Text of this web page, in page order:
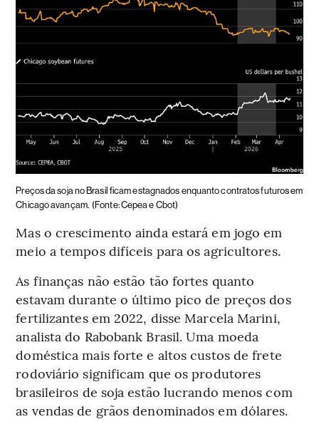
Preços da soja no Brasil ficam estagnados enquanto contratos futuros em
Chicago avançam. (Fonte: Cepea e Cbot)
Mas o crescimento ainda estará em jogo em
meio a tempos difíceis para os agricultores.
As finanças não estão tão fortes quanto
estavam durante o último pico de preços dos
fertilizantes em 2022, disse Marcela Marini,
analista do Rabobank Brasil. Uma moeda
doméstica mais forte e altos custos de frete
rodoviário significam que os produtores
brasileiros de soja estão lucrando menos com
as vendas de grãos denominados em dólares.